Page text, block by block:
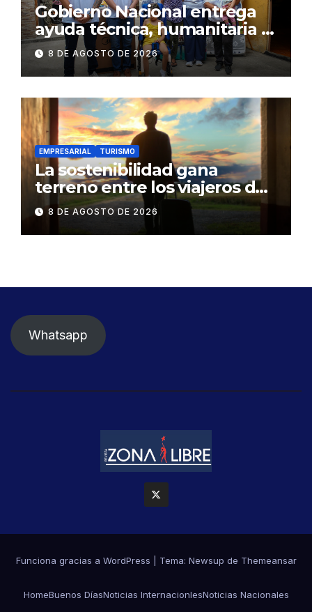
Gobierno Nacional entrega
ayuda técnica, humanitaria y
Bono Joaquín Gallegos Lara a
familia en situación de
vulnerabilidad
8 DE AGOSTO DE 2026
EMPRESARIAL TURISMO
La sostenibilidad gana
terreno entre los viajeros de
negocios
8 DE AGOSTO DE 2026
Whatsapp
Funciona gracias a WordPress Tema: Newsup de Themeansar
HomeBuenos DíasNoticias InternacionlesNoticias Nacionales